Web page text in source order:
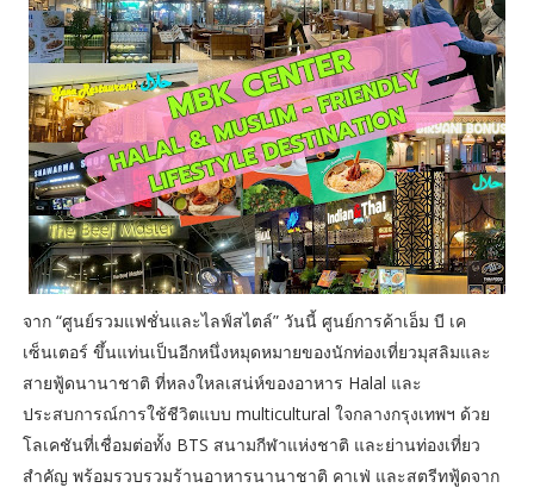
จาก “ศูนย์รวมแฟชั่นและไลฟ์สไตล์” วันนี้ ศูนย์การค้าเอ็ม บี เค
เซ็นเตอร์ ขึ้นแท่นเป็นอีกหนึ่งหมุดหมายของนักท่องเที่ยวมุสลิมและ
สายฟู้ดนานาชาติ ที่หลงใหลเสน่ห์ของอาหาร Halal และ
ประสบการณ์การใช้ชีวิตแบบ multicultural ใจกลางกรุงเทพฯ ด้วย
โลเคชันที่เชื่อมต่อทั้ง BTS สนามกีฬาแห่งชาติ และย่านท่องเที่ยว
สำคัญ พร้อมรวบรวมร้านอาหารนานาชาติ คาเฟ่ และสตรีทฟู้ดจาก